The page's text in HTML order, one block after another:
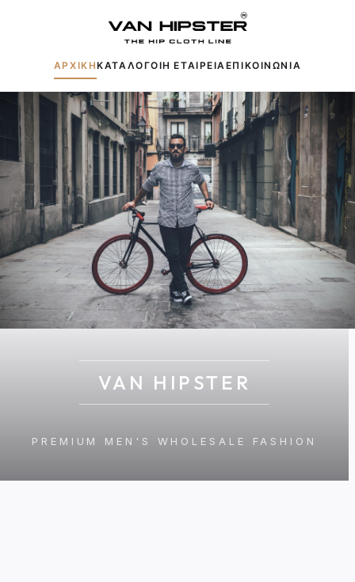
ΑΡΧΙΚΗΚΑΤΑΛΟΓΟΙΗ ΕΤΑΙΡΕΙΑΕΠΙΚΟΙΝΩΝΙΑ
Δημοφιλείς αναζητήσεις: Πουκάμισα
Μπουφάν
Παντελόνια
Πλεκτά
VAN HIPSTER
PREMIUM MEN'S WHOLESALE FASHION